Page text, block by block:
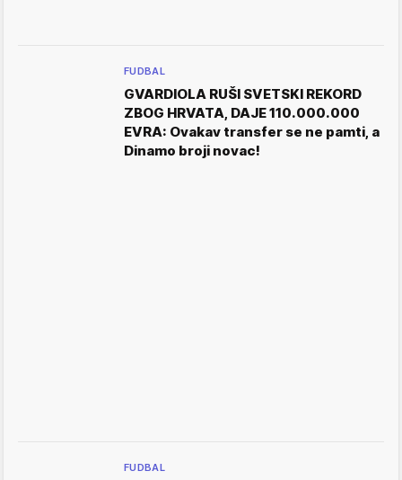
FUDBAL
GVARDIOLA RUŠI SVETSKI REKORD
ZBOG HRVATA, DAJE 110.000.000
EVRA: Ovakav transfer se ne pamti, a
Dinamo broji novac!
FUDBAL